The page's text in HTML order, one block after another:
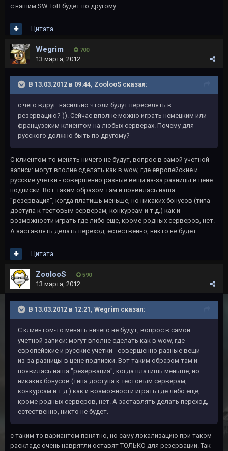
с нашим SW:ToR будет по другому
Цитата
Wegrim 700
13 марта, 2012
В 13.03.2012 в 09:44, ZoolooS сказал:
с чего вдруг. насильно чтоли будут переселять в
резервацию? )). Сейчас вполне можно играть немецким или
французским клиентом на любых серверах. Почему для
русского должно быть по другому?
С клиентом-то менять ничего не будут, вопрос в самой учетной
записи: могут вполне сделать как в wow, где европейские и
русские учетки - совершенно разные вещи из-за разницы в цене
подписки. Вот таким образом там и появилась наша
"резервация", когда платишь меньше, но никаких бонусов (типа
доступа к тестовым серверам, конкурсам и т.д.) как и
возможности играть где либо еще, кроме родных серверов, нет.
А заставлять делать переход, естественно, никто не будет.
Цитата
ZoolooS 590
13 марта, 2012
В 13.03.2012 в 12:21, Wegrim сказал:
С клиентом-то менять ничего не будут, вопрос в самой
учетной записи: могут вполне сделать как в wow, где
европейские и русские учетки - совершенно разные вещи
из-за разницы в цене подписки. Вот таким образом там и
появилась наша "резервация", когда платишь меньше, но
никаких бонусов (типа доступа к тестовым серверам,
конкурсам и т.д.) как и возможности играть где либо еще,
кроме родных серверов, нет. А заставлять делать переход,
естественно, никто не будет.
с таким то вариантом понятно, но саму локализацию при таком
раскладе очень наврятли оставят ТОЛЬКО для резервации. Так